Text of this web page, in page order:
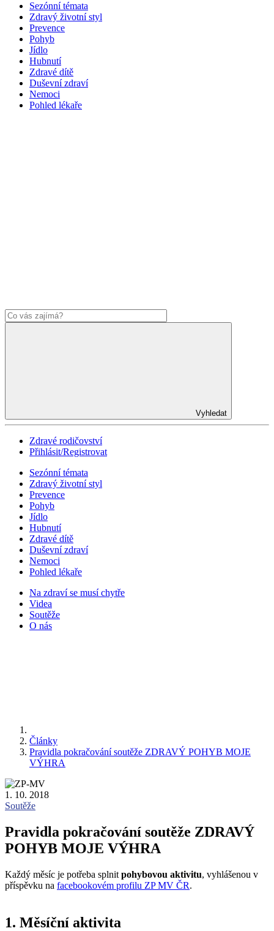
Sezónní témata
Zdravý životní styl
Prevence
Pohyb
Jídlo
Hubnutí
Zdravé dítě
Duševní zdraví
Nemoci
Pohled lékaře
Vyhledat
Zdravé rodičovství
Přihlásit/Registrovat
Sezónní témata
Zdravý životní styl
Prevence
Pohyb
Jídlo
Hubnutí
Zdravé dítě
Duševní zdraví
Nemoci
Pohled lékaře
Na zdraví se musí chytře
Videa
Soutěže
O nás
Články
Pravidla pokračování soutěže ZDRAVÝ POHYB MOJE
VÝHRA
1. 10. 2018
Soutěže
Pravidla pokračování soutěže ZDRAVÝ
POHYB MOJE VÝHRA
Každý měsíc je potřeba splnit pohybovou aktivitu, vyhlášenou v
příspěvku na facebookovém profilu ZP MV ČR.
1. Měsíční aktivita